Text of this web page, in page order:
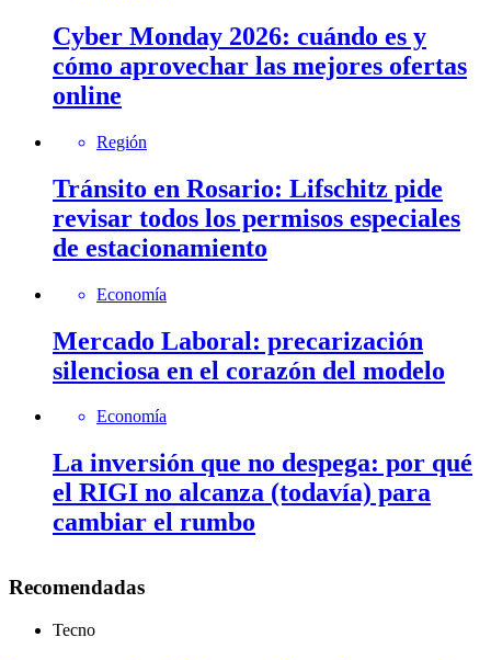
Cyber Monday 2026: cuándo es y
cómo aprovechar las mejores ofertas
online
Región
Tránsito en Rosario: Lifschitz pide
revisar todos los permisos especiales
de estacionamiento
Economía
Mercado Laboral: precarización
silenciosa en el corazón del modelo
Economía
La inversión que no despega: por qué
el RIGI no alcanza (todavía) para
cambiar el rumbo
Recomendadas
Tecno